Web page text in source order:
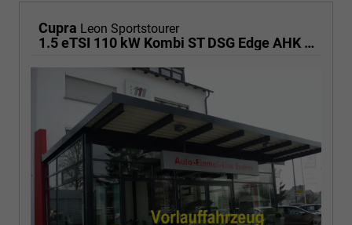
Cupra Leon Sportstourer
1.5 eTSI 110 kW Kombi ST DSG Edge AHK ACC LED